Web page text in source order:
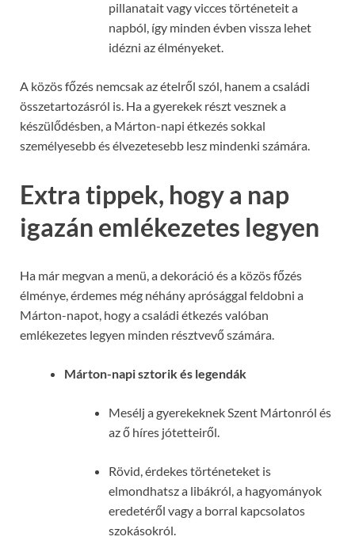
pillanatait vagy vicces történeteit a
napból, így minden évben vissza lehet
idézni az élményeket.
A közös főzés nemcsak az ételről szól, hanem a családi
összetartozásról is. Ha a gyerekek részt vesznek a
készülődésben, a Márton-napi étkezés sokkal
személyesebb és élvezetesebb lesz mindenki számára.
Extra tippek, hogy a nap
igazán emlékezetes legyen
Ha már megvan a menü, a dekoráció és a közös főzés
élménye, érdemes még néhány aprósággal feldobni a
Márton-napot, hogy a családi étkezés valóban
emlékezetes legyen minden résztvevő számára.
Márton-napi sztorik és legendák
Mesélj a gyerekeknek Szent Mártonról és
az ő híres jótetteiről.
Rövid, érdekes történeteket is
elmondhatsz a libákról, a hagyományok
eredetéről vagy a borral kapcsolatos
szokásokról.